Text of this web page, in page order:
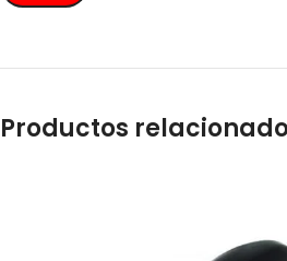
Productos